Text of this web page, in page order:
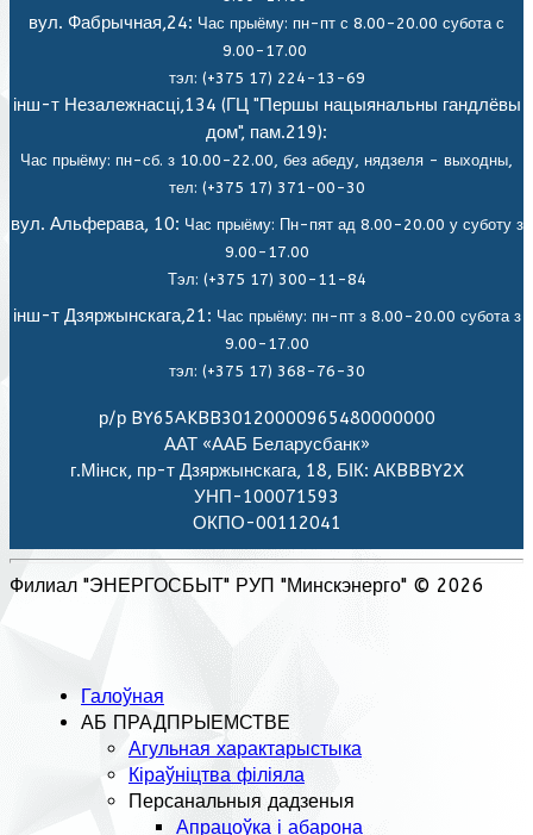
вул. Фабрычная,24: Час прыёму: пн-пт с 8.00-20.00 субота с
9.00-17.00
тэл: (+375 17) 224-13-69
інш-т Незалежнасці,134 (ГЦ "Першы нацыянальны гандлёвы
дом", пам.219):
Час прыёму: пн-сб. з 10.00-22.00, без абеду, нядзеля - выходны,
тел: (+375 17) 371-00-30
вул. Альферава, 10: Час прыёму: Пн-пят ад 8.00-20.00 у суботу з
9.00-17.00
Тэл: (+375 17) 300-11-84
інш-т Дзяржынскага,21: Час прыёму: пн-пт з 8.00-20.00 субота з
9.00-17.00
тэл: (+375 17) 368-76-30
р/р BY65AKBB30120000965480000000
ААТ «ААБ Беларусбанк»
г.Мiнск, пр-т Дзяржынскага, 18, БІК: АКBBBY2X
УНП-100071593
ОКПО-00112041
Филиал "ЭНЕРГОСБЫТ" РУП "Минскэнерго" © 2026
Галоўная
АБ ПРАДПРЫЕМСТВЕ
Агульная характарыстыка
Кіраўніцтва філіяла
Персанальныя дадзеныя
Апрацоўка і абарона